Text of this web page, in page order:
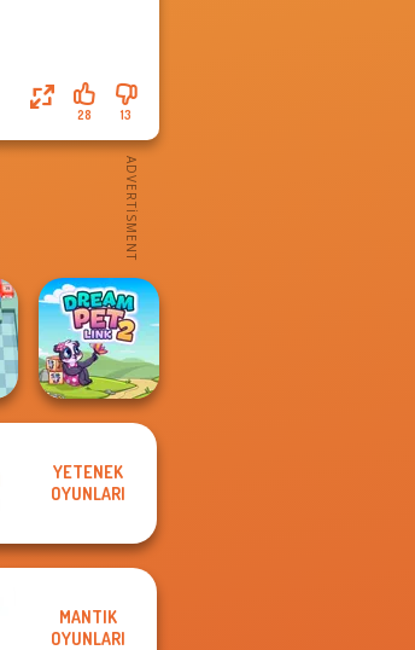
13
28
Dream Pet Link 2
YETENEK
OYUNLARI
MANTIK
OYUNLARI